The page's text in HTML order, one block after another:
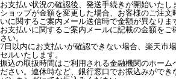
お支払い状況の確認後、発送手続きが開始いたし
ショップが金額を変更した場合、お客様のご注
いに関するご案内メール送信時で金額が異なりま
お支払いに関するご案内メールに記載の金額を
さい。
7日以内にお支払いが確認できない場合、楽天市
セルいたします。
振込の取扱時間はご利用される金融機関のホーム
ださい。連休時など、銀行窓口でお振込みができ